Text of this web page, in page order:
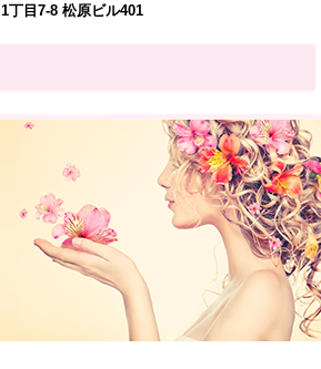
1丁目7-8 松原ビル401